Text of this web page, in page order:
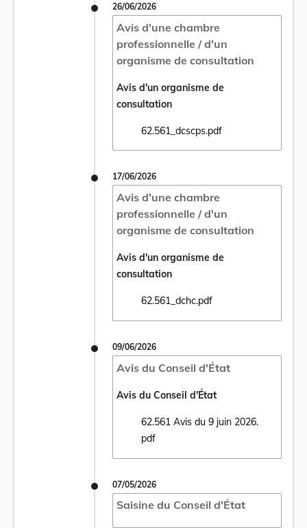
26/06/2026
Avis d'une chambre
professionnelle / d'un
organisme de consultation
Avis d'un organisme de
consultation
62.561_dcscps.pdf
Ouvrir le document 62.561_dcscps.pdf
17/06/2026
Avis d'une chambre
professionnelle / d'un
organisme de consultation
Avis d'un organisme de
consultation
62.561_dchc.pdf
Ouvrir le document 62.561_dchc.pdf dans
09/06/2026
Avis du Conseil d'État
Avis du Conseil d'État
62.561 Avis du 9 juin 2026.
pdf
Ouvrir le document 62.561 Avis du 9 juin
07/05/2026
Saisine du Conseil d'État